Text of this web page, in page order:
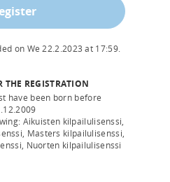
on We 22.2.2023 at 17:59.
THE REGISTRATION
have been born before
Aikuisten kilpailulisenssi,
Masters kilpailulisenssi,
Nuorten kilpailulisenssi